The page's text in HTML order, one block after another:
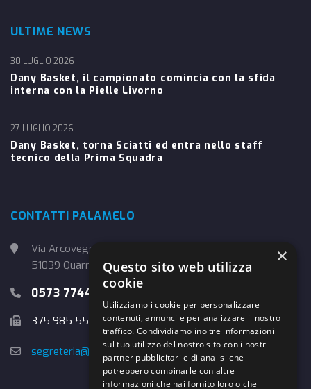
ULTIME NEWS
Dany Basket, il campionato comincia con la sfida
interna con la Pielle Livorno
30 LUGLIO 2026
Dany Basket, torna Sciatti ed entra nello staff
tecnico della Prima Squadra
27 LUGLIO 2026
CONTATTI PALAMELO
Via Arcoveggio, 4
51039 Quarrata (PT)
0573 774457
375 985 5526
segreteria@danybasket.it
×
Questo sito web utilizza
cookie
Utilizziamo i cookie per personalizzare
contenuti, annunci e per analizzare il nostro
traffico. Condividiamo inoltre informazioni
sul tuo utilizzo del nostro sito con i nostri
partner pubblicitari e di analisi che
potrebbero combinarle con altre
informazioni che hai fornito loro o che